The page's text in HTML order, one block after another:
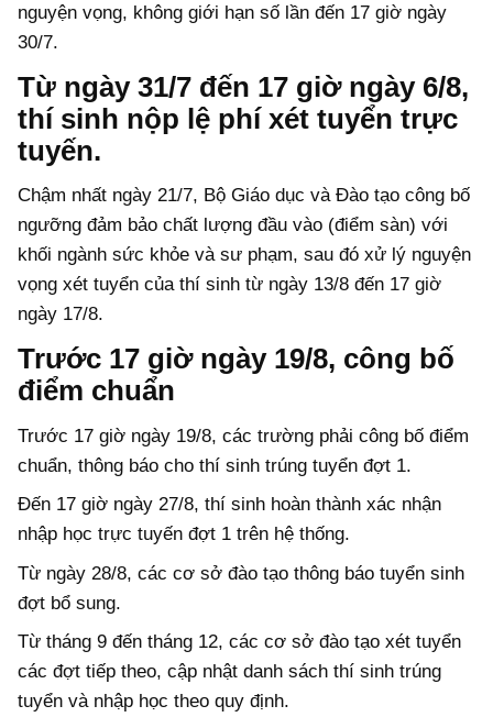
nguyện vọng, không giới hạn số lần đến 17 giờ ngày
30/7.
Từ ngày 31/7 đến 17 giờ ngày 6/8,
thí sinh nộp lệ phí xét tuyển trực
tuyến.
Chậm nhất ngày 21/7, Bộ Giáo dục và Đào tạo công bố
ngưỡng đảm bảo chất lượng đầu vào (điểm sàn) với
khối ngành sức khỏe và sư phạm, sau đó xử lý nguyện
vọng xét tuyển của thí sinh từ ngày 13/8 đến 17 giờ
ngày 17/8.
Trước 17 giờ ngày 19/8, công bố
điểm chuẩn
Trước 17 giờ ngày 19/8, các trường phải công bố điểm
chuẩn, thông báo cho thí sinh trúng tuyển đợt 1.
Đến 17 giờ ngày 27/8, thí sinh hoàn thành xác nhận
nhập học trực tuyến đợt 1 trên hệ thống.
Từ ngày 28/8, các cơ sở đào tạo thông báo tuyển sinh
đợt bổ sung.
Từ tháng 9 đến tháng 12, các cơ sở đào tạo xét tuyển
các đợt tiếp theo, cập nhật danh sách thí sinh trúng
tuyển và nhập học theo quy định.